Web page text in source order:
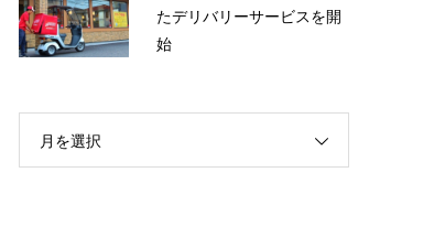
たデリバリーサービスを開
始
月を選択